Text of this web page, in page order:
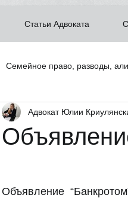
Статьи Адвоката
Семейное право, разводы,
водительских прав
Адвокат Юлии
Объявление